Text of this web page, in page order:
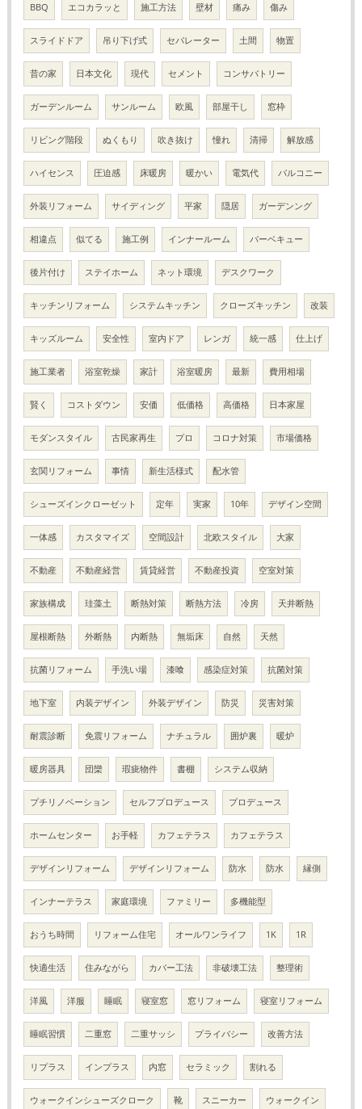
BBQ エコカラッと 施工方法 壁材 痛み 傷み
スライドドア 吊り下げ式 セパレーター 土間 物置
昔の家 日本文化 現代 セメント コンサバトリー
ガーデンルーム サンルーム 欧風 部屋干し 窓枠
リビング階段 ぬくもり 吹き抜け 憧れ 清掃 解放感
ハイセンス 圧迫感 床暖房 暖かい 電気代 バルコニー
外装リフォーム サイディング 平家 隠居 ガーデンング
相違点 似てる 施工例 インナールーム バーベキュー
後片付け ステイホーム ネット環境 デスクワーク
キッチンリフォーム システムキッチン クローズキッチン 改装
キッズルーム 安全性 室内ドア レンガ 統一感 仕上げ
施工業者 浴室乾燥 家計 浴室暖房 最新 費用相場
賢く コストダウン 安価 低価格 高価格 日本家屋
モダンスタイル 古民家再生 プロ コロナ対策 市場価格
玄関リフォーム 事情 新生活様式 配水管
シューズインクローゼット 定年 実家 10年 デザイン空間
一体感 カスタマイズ 空間設計 北欧スタイル 大家
不動産 不動産経営 賃貸経営 不動産投資 空室対策
家族構成 珪藻土 断熱対策 断熱方法 冷房 天井断熱
屋根断熱 外断熱 内断熱 無垢床 自然 天然
抗菌リフォーム 手洗い場 漆喰 感染症対策 抗菌対策
地下室 内装デザイン 外装デザイン 防災 災害対策
耐震診断 免震リフォーム ナチュラル 囲炉裏 暖炉
暖房器具 団欒 瑕疵物件 書棚 システム収納
プチリノベーション セルフプロデュース プロデュース
ホームセンター お手軽 カフェテラス カフェテラス
デザインリフォーム デザインリフォーム 防水 防水 縁側
インナーテラス 家庭環境 ファミリー 多機能型
おうち時間 リフォーム住宅 オールワンライフ 1K 1R
快適生活 住みながら カバー工法 非破壊工法 整理術
洋風 洋服 睡眠 寝室窓 窓リフォーム 寝室リフォーム
睡眠習慣 二重窓 二重サッシ プライバシー 改善方法
リプラス インプラス 内窓 セラミック 割れる
ウォークインシューズクローク 靴 スニーカー ウォークイン